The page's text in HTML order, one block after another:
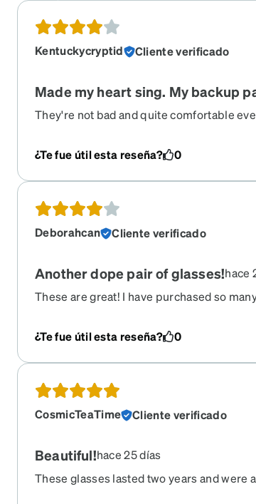
Kentuckycryptid Cliente verificado
Made my heart sing. My backup
They're not bad and quite comfortable
near some construction and found them
¿Te fue útil esta reseña? 0
Deborahcan Cliente verificado
Another dope pair of glasses!hace
These are great! I have purchased so
The arms felt a little tight so I have been
¿Te fue útil esta reseña? 0
CosmicTeaTime Cliente verificado
Beautiful!hace 25 días
These glasses lasted two years and were